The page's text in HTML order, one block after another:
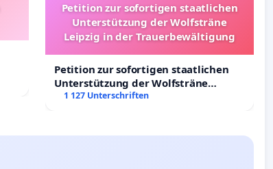
Petition zur sofortigen staatlichen
Unterstützung der Wolfsträne
Leipzig in der Trauerbewältigung
Petition zur sofortigen staatlichen
Unterstützung der Wolfsträne
Leipzig in der Trauerbewältigung
1 127 Unterschriften